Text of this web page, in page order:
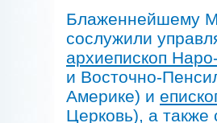
Блаженнейшему
сослужили
архиепископ
и Восточно-
Америке) и
Церковь), а